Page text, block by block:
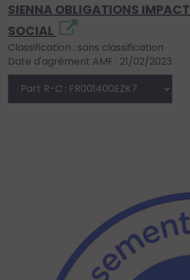
SIENNA OBLIGATIONS IMPACT
SOCIAL
Classification : sans classification
Date d'agrément AMF : 21/02/2023